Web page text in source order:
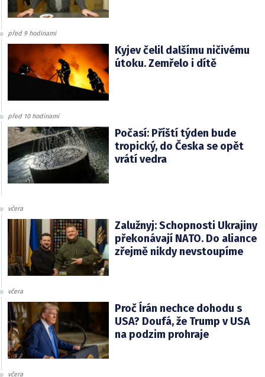
před 9 hodinami
Kyjev čelil dalšímu ničivému
útoku. Zemřelo i dítě
před 10 hodinami
Počasí: Příští týden bude
tropický, do Česka se opět
vrátí vedra
včera
Zalužnyj: Schopnosti Ukrajiny
překonávají NATO. Do aliance
zřejmě nikdy nevstoupíme
včera
Proč Írán nechce dohodu s
USA? Doufá, že Trump v USA
na podzim prohraje
včera